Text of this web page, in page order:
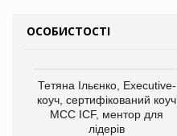
ОСОБИСТОСТІ
Тетяна Ільєнко, Executive-
коуч, сертифікований коуч
МСС ICF, ментор для
лідерів